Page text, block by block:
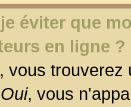
éviter que
en ligne ?
vous
Oui, vous